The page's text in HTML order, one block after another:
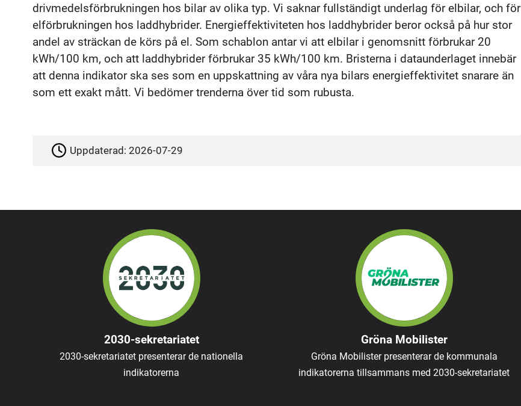
drivmedelsförbrukningen hos bilar av olika typ. Vi saknar fullständigt underlag för elbilar, och för
elförbrukningen hos laddhybrider. Energieffektiviteten hos laddhybrider beror också på hur stor
andel av sträckan de körs på el. Som schablon antar vi att elbilar i genomsnitt förbrukar 20
kWh/100 km, och att laddhybrider förbrukar 35 kWh/100 km. Bristerna i dataunderlaget innebär
att denna indikator ska ses som en uppskattning av våra nya bilars energieffektivitet snarare än
som ett exakt mått. Vi bedömer trenderna över tid som rubusta.
Uppdaterad:2026-07-29
2030-sekretariatet
2030-sekretariatet presenterar de nationella
indikatorerna
Gröna Mobilister
Gröna Mobilister presenterar de kommunala
indikatorerna tillsammans med 2030-sekretariatet